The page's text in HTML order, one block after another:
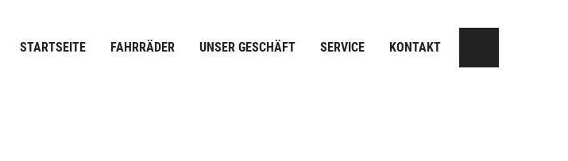
STARTSEITE FAHRRÄDER UNSER GESCHÄFT SERVICE KONTAKT